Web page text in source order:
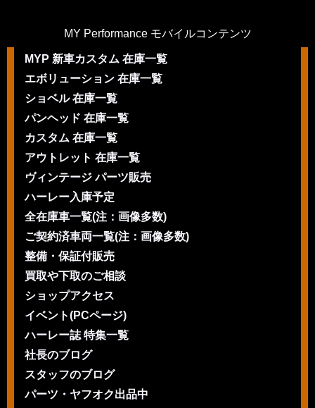
MY Performance モバイルコンテンツ
MYP 新車カスタム 在庫一覧
エボリューション 在庫一覧
ショベル 在庫一覧
パンヘッド 在庫一覧
カスタム 在庫一覧
アウトレット 在庫一覧
ヴィンテージ パーツ販売
ハーレー入庫予定
全在庫車一覧(注：画像多数)
ご契約済車両一覧(注：画像多数)
整備・保証付販売
買取や下取のご相談
ショップアクセス
イベント(PCページ)
ハーレー誌 特集一覧
社長のブログ
スタッフのブログ
パーツ・ヤフオク出品中